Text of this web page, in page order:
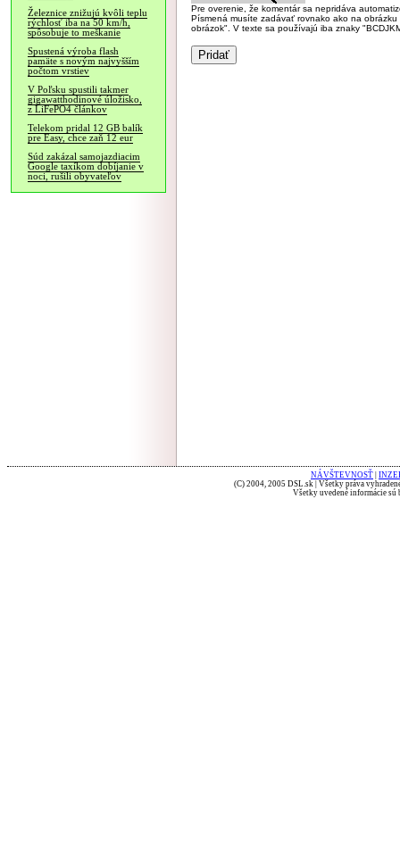
Železnice znižujú kvôli teplu
rýchlosť iba na 50 km/h,
spôsobuje to meškanie
Spustená výroba flash
pamäte s novým najvyšším
počtom vrstiev
V Poľsku spustili takmer
gigawatthodinové úložisko,
z LiFePO4 článkov
Telekom pridal 12 GB balík
pre Easy, chce zaň 12 eur
Súd zakázal samojazdiacim
Google taxíkom dobíjanie v
noci, rušili obyvateľov
Pre overenie, že komentár sa nepridáva
Písmená musíte zadávať rovnako ako na
obrázok". V texte sa používajú iba znaky
NÁVŠTEVNOSŤ
(C) 2004, 2005 DSL.sk | Všetky práva
Všetky uvedené informácie sú